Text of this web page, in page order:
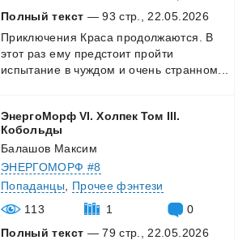
Полный текст — 93 стр., 22.05.2026
Приключения Краса продолжаются.
В
этот раз ему предстоит пройти
испытание в чуждом и очень странном...
ЭнергоМорф VI. Холпек Том III.
Кобольды
Балашов Максим
ЭНЕРГОМОРФ #8
Попаданцы
Прочее фэнтези
113
1
0
Полный текст — 79 стр., 22.05.2026